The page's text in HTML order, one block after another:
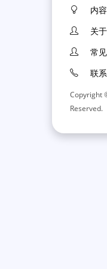
内
关
常
联
Copyright
Reserved.